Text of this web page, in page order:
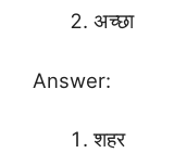
अच्छा
Answer:
शहर